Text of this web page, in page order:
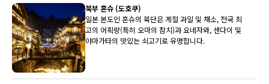
북부 혼슈 (도호쿠)
일본 본도인 혼슈의 북단은 계절 과일 및 채소, 전국 최
고의 어획량(특히 오마의 참치)과 요네자와, 센다이 및
야마가타의 맛있는 쇠고기로 유명합니다.